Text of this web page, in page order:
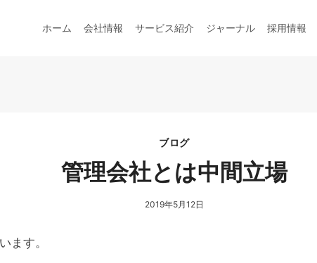
ホーム 会社情報 サービス紹介 ジャーナル 採用情報
ブログ
管理会社とは中間立場
2019年5月12日
ます。